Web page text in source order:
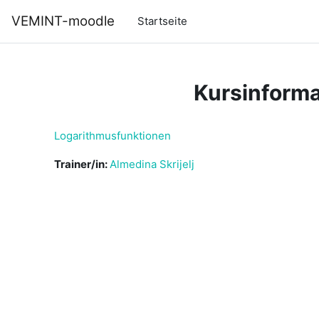
VEMINT-moodle Startseite
Logarithmusfunktionen
Trainer/in:Almedina Skrijelj